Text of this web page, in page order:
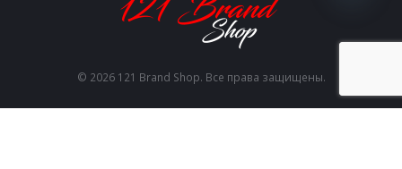
© 2026 121 Brand Shop. Все права защищены.